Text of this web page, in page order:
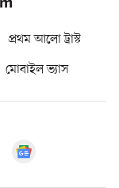
প্রথম আলো ট্রাস্ট
মোবাইল ভ্যাস